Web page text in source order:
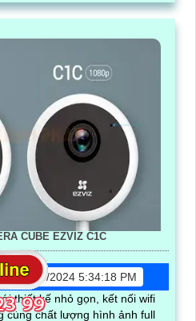
CUBE EZVIZ C1C
6/24/2024 5:34:18 PM
thiết kế nhỏ gọn, kết nối wifi
cùng chất lượng hình ảnh full